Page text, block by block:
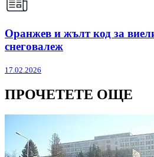
Оранжев и жълт код за
снеговалеж
17.02.2026
ПРОЧЕТЕТЕ ОЩЕ